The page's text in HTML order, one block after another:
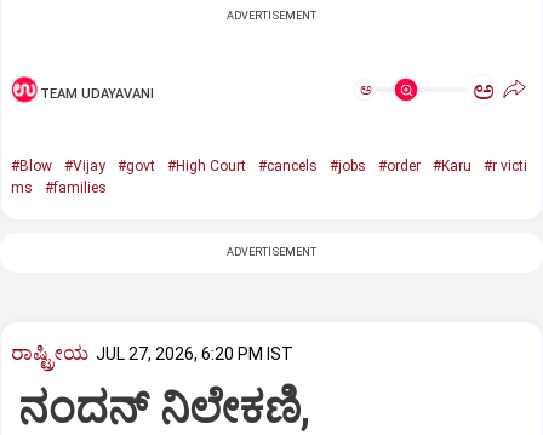
ADVERTISEMENT
TEAM UDAYAVANI ಅ ಅ
#Blow #Vijay #govt #High Court #cancels #jobs #order #Karu
#r victi
ms
#families
ADVERTISEMENT
ರಾಷ್ಟ್ರೀಯ JUL 27, 2026, 6:20 PM IST
ನಂದನ್ ನಿಲೇಕಣಿ,